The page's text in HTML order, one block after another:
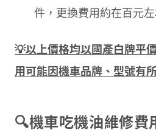
件，更換費用約在百元左
💡以上價格均以國產白牌平
用可能因機車品牌、型號有
🔍機車吃機油維修費